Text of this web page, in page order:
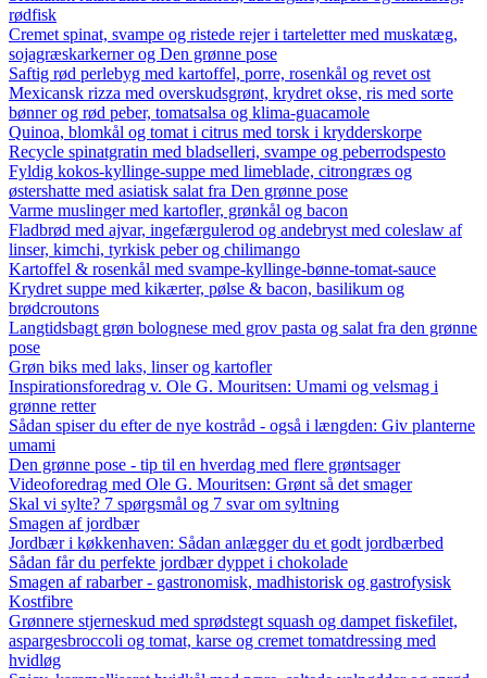
rødfisk
Cremet spinat, svampe og ristede rejer i tarteletter med muskatæg,
sojagræskarkerner og Den grønne pose
Saftig rød perlebyg med kartoffel, porre, rosenkål og revet ost
Mexicansk rizza med overskudsgrønt, krydret okse, ris med sorte
bønner og rød peber, tomatsalsa og klima-guacamole
Quinoa, blomkål og tomat i citrus med torsk i krydderskorpe
Recycle spinatgratin med bladselleri, svampe og peberrodspesto
Fyldig kokos-kyllinge-suppe med limeblade, citrongræs og
østershatte med asiatisk salat fra Den grønne pose
Varme muslinger med kartofler, grønkål og bacon
Fladbrød med ajvar, ingefærgulerod og andebryst med coleslaw af
linser, kimchi, tyrkisk peber og chilimango
Kartoffel & rosenkål med svampe-kyllinge-bønne-tomat-sauce
Krydret suppe med kikærter, pølse & bacon, basilikum og
brødcroutons
Langtidsbagt grøn bolognese med grov pasta og salat fra den grønne
pose
Grøn biks med laks, linser og kartofler
Inspirationsforedrag v. Ole G. Mouritsen: Umami og velsmag i
grønne retter
Sådan spiser du efter de nye kostråd - også i længden: Giv planterne
umami
Den grønne pose - tip til en hverdag med flere grøntsager
Videoforedrag med Ole G. Mouritsen: Grønt så det smager
Skal vi sylte? 7 spørgsmål og 7 svar om syltning
Smagen af jordbær
Jordbær i køkkenhaven: Sådan anlægger du et godt jordbærbed
Sådan får du perfekte jordbær dyppet i chokolade
Smagen af rabarber - gastronomisk, madhistorisk og gastrofysisk
Kostfibre
Grønnere stjerneskud med sprødstegt squash og dampet fiskefilet,
aspargesbroccoli og tomat, karse og cremet tomatdressing med
hvidløg